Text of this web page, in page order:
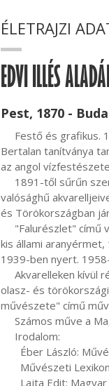
ÉLETRAJZI
EDVI ILLÉS
Pest, 1870 -
Bertalan tanítványa
az angol
valósághű
és Törökországban
kis állami
1939-ben nyert.
olasz- és
művészete" című